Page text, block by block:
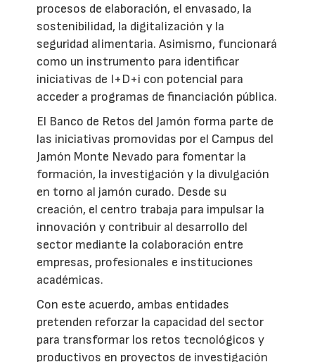
procesos de elaboración, el envasado, la
sostenibilidad, la digitalización y la
seguridad alimentaria. Asimismo, funcionará
como un instrumento para identificar
iniciativas de I+D+i con potencial para
acceder a programas de financiación pública.
El Banco de Retos del Jamón forma parte de
las iniciativas promovidas por el Campus del
Jamón Monte Nevado para fomentar la
formación, la investigación y la divulgación
en torno al jamón curado. Desde su
creación, el centro trabaja para impulsar la
innovación y contribuir al desarrollo del
sector mediante la colaboración entre
empresas, profesionales e instituciones
académicas.
Con este acuerdo, ambas entidades
pretenden reforzar la capacidad del sector
para transformar los retos tecnológicos y
productivos en proyectos de investigación